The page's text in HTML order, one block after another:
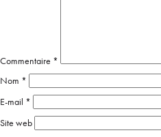
Commentaire *
Nom *
E-mail *
Site web